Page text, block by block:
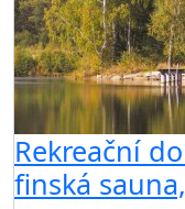
Rekreační
finská